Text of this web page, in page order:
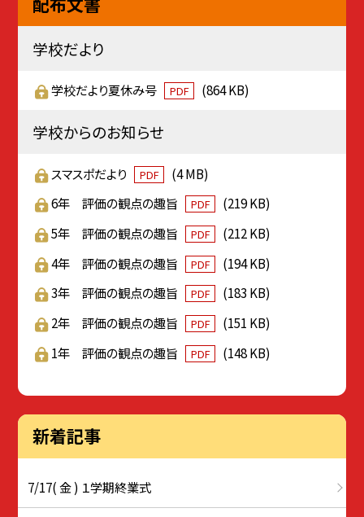
学校だより
学校だより夏休み号 PDF (864 KB)
学校からのお知らせ
スマスポだより PDF
(4 MB)
6年 評価の観点の趣旨
PDF
(219 KB)
5年 評価の観点の趣旨
PDF
(212 KB)
4年 評価の観点の趣旨
PDF
(194 KB)
3年 評価の観点の趣旨
PDF
(183 KB)
2年 評価の観点の趣旨
PDF
(151 KB)
1年 評価の観点の趣旨
PDF (148 KB)
新着記事
7/17( 金 ) １学期終業式